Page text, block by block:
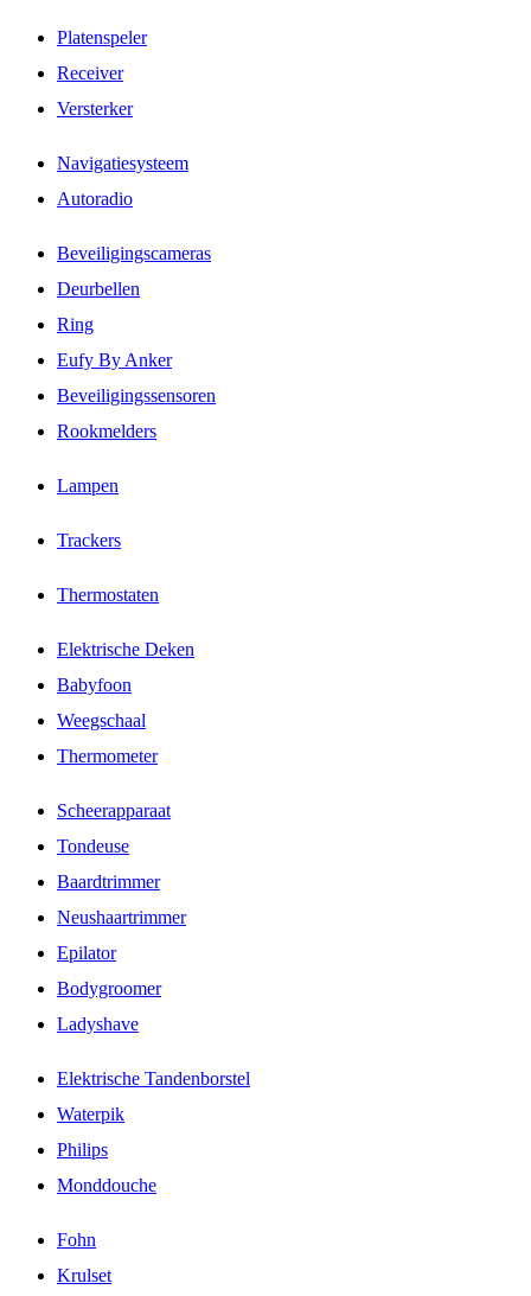
Platenspeler
Receiver
Versterker
Navigatiesysteem
Autoradio
Beveiligingscameras
Deurbellen
Ring
Eufy By Anker
Beveiligingssensoren
Rookmelders
Lampen
Trackers
Thermostaten
Elektrische Deken
Babyfoon
Weegschaal
Thermometer
Scheerapparaat
Tondeuse
Baardtrimmer
Neushaartrimmer
Epilator
Bodygroomer
Ladyshave
Elektrische Tandenborstel
Waterpik
Philips
Monddouche
Fohn
Krulset